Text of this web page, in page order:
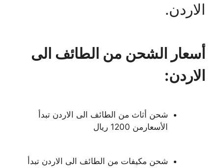
الاردن.
أسعار الشحن من الطائف الى
الاردن:
شحن أثاث من الطائف الى الاردن تبدأ
الأسعارمن 1200 ريال
شحن مكيفات من الطائف الى الاردن تبدأ